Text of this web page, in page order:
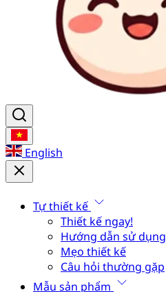
English
Tự thiết kế
Thiết kế ngay!
Hướng dẫn sử dụng
Mẹo thiết kế
Câu hỏi thường gặp
Mẫu sản phẩm